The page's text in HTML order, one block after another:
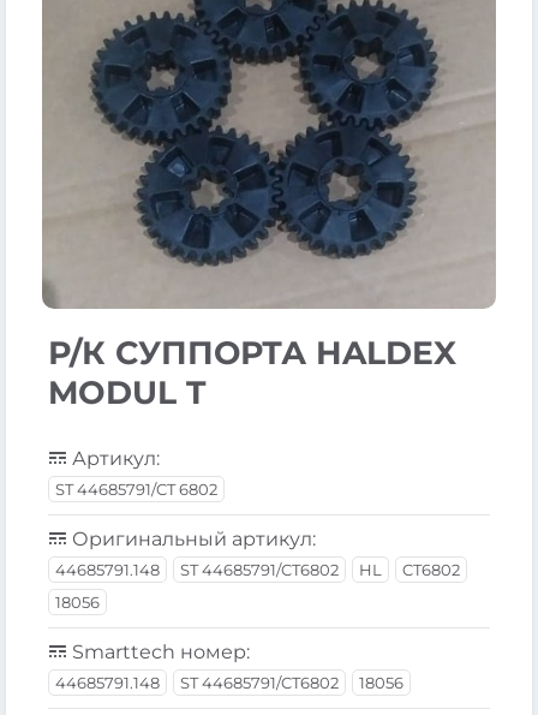
Р/К СУППОРТА HALDEX
MODUL T
Артикул:
ST 44685791/CT 6802
Оригинальный артикул:
44685791.148 ST 44685791/CT6802 HL
CT6802
18056
Smarttech номер:
44685791.148 ST 44685791/CT6802 18056